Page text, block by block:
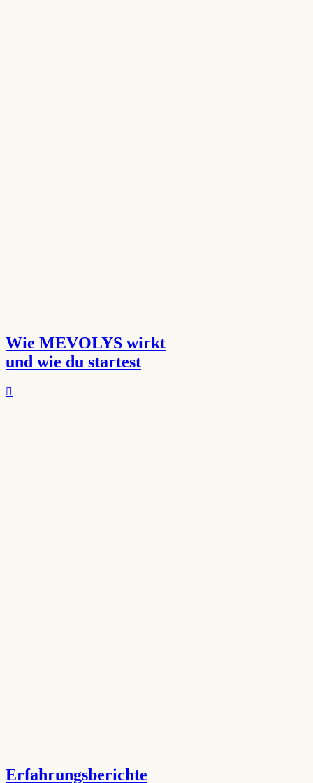
Wie MEVOLYS wirkt
und wie du startest
Erfahrungsberichte